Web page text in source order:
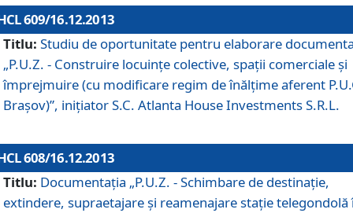
609/16.12.2013
Titlu: Studiu de oportunitate pentru elaborare
„P.U.Z. - Construire locuinţe colective, spaţii comerciale şi
împrejmuire (cu modificare regim de înălţime aferent
Braşov)”, iniţiator S.C. Atlanta House Investments S.R.L.
608/16.12.2013
Titlu: Documentaţia „P.U.Z. - Schimbare de destinaţie,
extindere, supraetajare şi reamenajare staţie telegondolă